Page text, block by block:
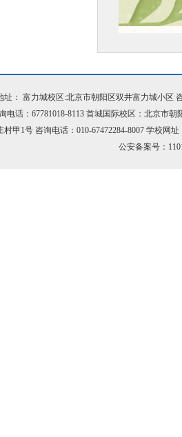
址： 富力城校区:北京市朝阳区双井富力城小区
电话：67781018-8113 首城国际校区：北京市
村甲1号 咨询电话：010-67472284-8007 学校网
公安备案号：